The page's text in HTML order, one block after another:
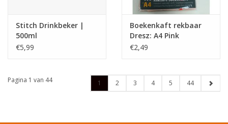
Stitch Drinkbeker |
500ml
€5,99
Boekenkaft rekbaar
Dresz: A4 Pink
€2,49
Pagina 1 van 44 1 2 3 4 5 44